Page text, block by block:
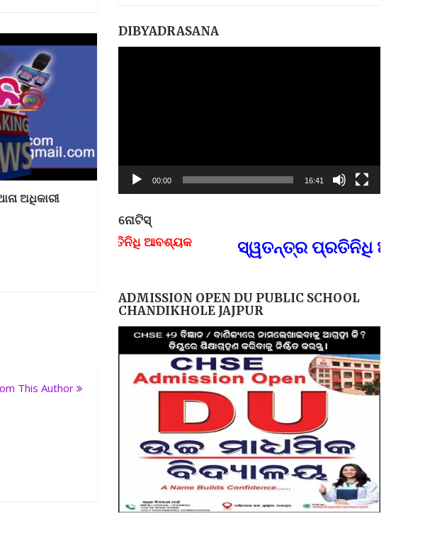
ଅଧିକାରୀ
This Author
DIBYADRASANA
00:00 16:41
ନୋଟିସ୍
ପ୍ରତିନିଧି ଆବଶ୍ୟକ
ସ୍ୱତନ୍ତ୍ର ପ୍ରତିନିଧି ଆବଶ୍ୟକ,
ADMISSION OPEN DU PUBLIC SCHOOL
CHANDIKHOLE JAJPUR